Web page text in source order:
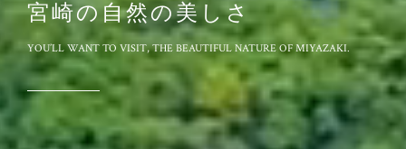
宮崎の自然の美しさ
YOU’LL WANT TO VISIT, THE BEAUTIFUL NATURE OF MIYAZAKI.